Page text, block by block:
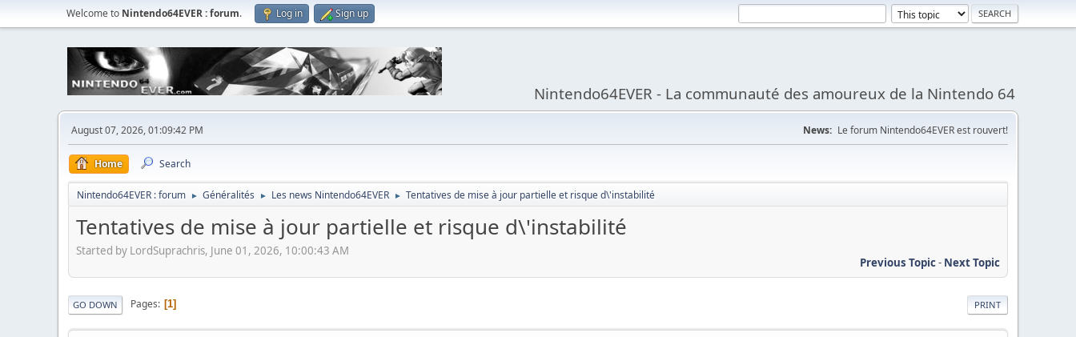
Welcome to Nintendo64EVER : forum. Log in Sign up
Nintendo64EVER - La communauté des amoureux de la Nintendo 64
August 07, 2026, 01:09:42 PM News: Le forum Nintendo64EVER est rouvert!
Home Search
Nintendo64EVER : forum ► Généralités ► Les news Nintendo64EVER ► Tentatives de mise à jour partielle et risque d\'instabilité
Tentatives de mise à jour partielle et risque d\'instabilité
Started by LordSuprachris, June 01, 2026, 10:00:43 AM
Previous Topic- Next Topic
PRINT
GO DOWN Pages 1